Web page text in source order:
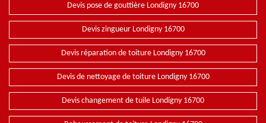
Devis pose de gouttière Londigny 16700
Devis zingueur Londigny 16700
Devis réparation de toiture Londigny 16700
Devis de nettoyage de toiture Londigny 16700
Devis changement de tuile Londigny 16700